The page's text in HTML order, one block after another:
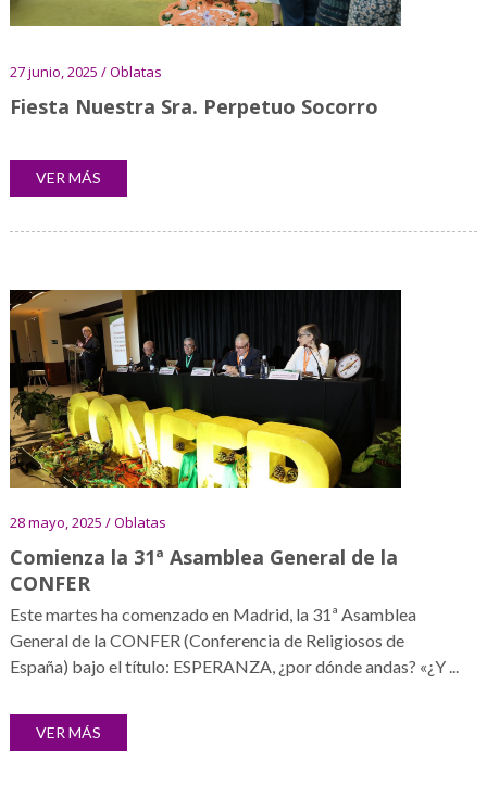
27 junio, 2025 / Oblatas
Fiesta Nuestra Sra. Perpetuo Socorro
VER MÁS
28 mayo, 2025 / Oblatas
Comienza la 31ª Asamblea General de la
CONFER
Este martes ha comenzado en Madrid, la 31ª Asamblea
General de la CONFER (Conferencia de Religiosos de
España) bajo el título: ESPERANZA, ¿por dónde andas? «¿Y ...
VER MÁS